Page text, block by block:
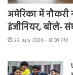
अमेरिका में नौकरी
इंजीनियर, बोले-
29 July 2026 - 8:00 PM